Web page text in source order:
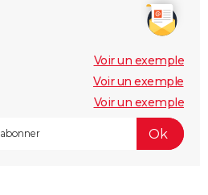
Voir un exemple
Voir un exemple
Voir un exemple